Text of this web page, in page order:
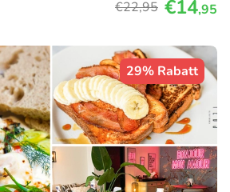
€22,95 €14,95
29% Rabatt